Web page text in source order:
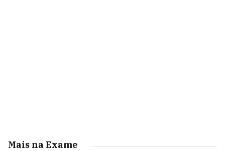
Mais na Exame